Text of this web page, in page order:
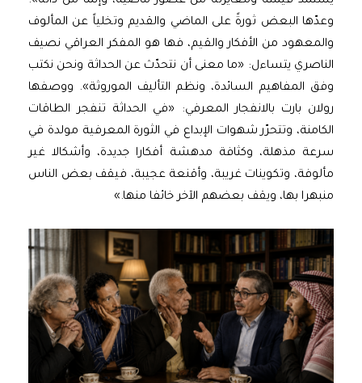
وعدّها البعض ثورةً على الماضي والقديم وتخلياً عن المألوف
والمعهود من الأفكار والقيم، فها هو المفكر العراقي نصيف
الناصري يتساءل: «ما معنى أن نتحدّث عن الحداثة ونحن نكتب
وفق المفاهيم السائدة، ونظم التأليف الموروثة». ووصفها
رولان بارت بالانفجار المعرفي: «في الحداثة تنفجر الطاقات
الكامنة، وتتحرّر شهوات الإبداع في الثورة المعرفية مولدة في
سرعة مذهلة، وكثافة مدهشة أفكارا جديدة، وأشكالا غير
مألوفة، وتكوينات غريبة، وأقنعة عجيبة، فيقف بعض الناس
منبهرا بها، ويقف بعضهم الآخر خائفا منها.»